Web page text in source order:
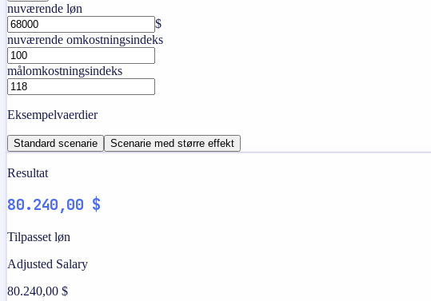
nuværende løn
$
nuværende omkostningsindeks
målomkostningsindeks
Eksempelvaerdier
Standard scenarie Scenarie med større effekt
Resultat
80.240,00 $
Tilpasset løn
Adjusted Salary
80.240,00 $